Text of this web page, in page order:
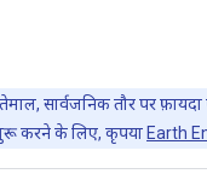
सार्वजनिक तौर पर
शुरू करने के लिए, कृपया Earth